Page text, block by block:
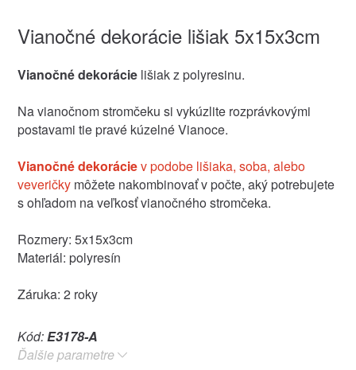
Vianočné dekorácie lišiak 5x15x3cm
Vianočné dekorácielišiak z polyresinu.
Na vianočnom stromčeku si vykúzlite rozprávkovými
postavami tie pravé kúzelné Vianoce.
Vianočné dekoráciev podobe lišiaka, soba, alebo
veveričkymôžete nakombinovať v počte, aký potrebujete
s ohľadom na veľkosť vianočného stromčeka.
Rozmery: 5x15x3cm
Materiál: polyresín
Záruka: 2 roky
Kód: E3178-A
Ďalšie parametre